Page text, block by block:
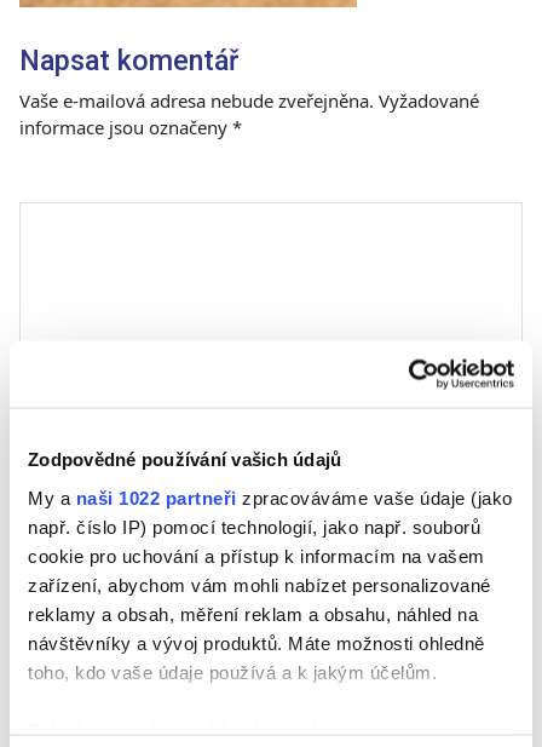
Zodpovědné používání vašich údajů
My a naši 1022 partneři zpracováváme vaše údaje (jako
např. číslo IP) pomocí technologií, jako např. souborů
cookie pro uchování a přístup k informacím na vašem
zařízení, abychom vám mohli nabízet personalizované
reklamy a obsah, měření reklam a obsahu, náhled na
návštěvníky a vývoj produktů. Máte možnosti ohledně
toho, kdo vaše údaje používá a k jakým účelům.
Napsat komentář
Vaše e-mailová adresa nebude zveřejněna. Vyžadované
informace jsou označeny *
Jméno
E-mail